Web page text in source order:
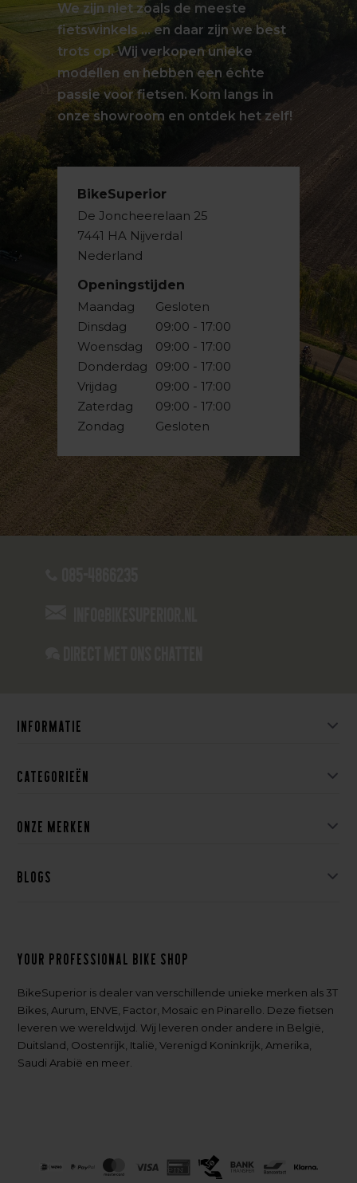
We zijn niet zoals de meeste
fietswinkels … en daar zijn we best
trots op. Wij verkopen unieke
modellen en hebben een échte
passie voor fietsen. Kom langs in
onze showroom en ontdek het zelf!
BikeSuperior
De Joncheerelaan 25
7441 HA Nijverdal
Nederland
Openingstijden
Maandag
Dinsdag
Woensdag
Donderdag
Vrijdag
Zaterdag
Zondag
Gesloten
09:00 - 17:00
09:00 - 17:00
09:00 - 17:00
09:00 - 17:00
09:00 - 17:00
Gesloten
Informatie
Categorieën
Onze merken
Blogs
Your professional bike shop
BikeSuperior is dealer van verschillende unieke merken als 3T
Bikes, Aurum, ENVE, Factor, Mosaic en Pinarello. Deze fietsen
leveren we wereldwijd. Wij leveren onder andere in België,
Duitsland, Oostenrijk, Italië, Verenigd Koninkrijk, Amerika,
Saudi Arabië en meer.